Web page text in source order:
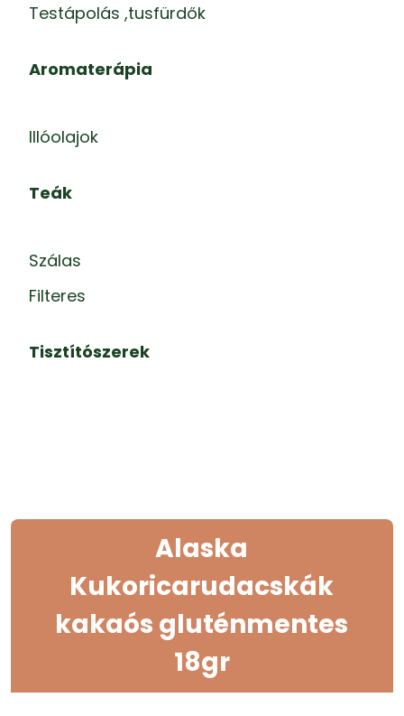
Testápolás ,tusfürdők
Aromaterápia
Illóolajok
Teák
Szálas
Filteres
Tisztítószerek
Alaska
Kukoricarudacskák
kakaós gluténmentes
18gr